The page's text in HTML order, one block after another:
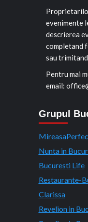
evenimente
descrierea
completand
sau
Pentru mai
email:
Grupul
Nunta in
Bucuresti Life
Restaurante-
Clarissa
Revelion in